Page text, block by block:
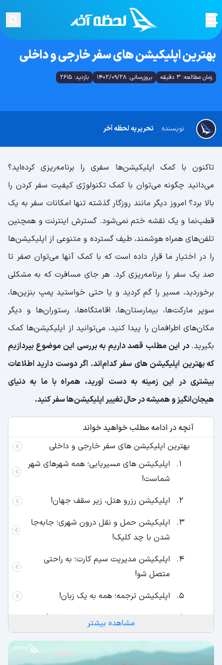
بهترین اپلیکیشن های سفر خارجی و داخلی
زمان مطالعه: 3 دقیقه بروزرسانی: 1402/09/28 بازدید: 2615
تحریریه لحظه آخر نویسنده
تاکنون با کمک اپلیکیشن‌ها سفری را برنامه‌ریزی کرده‌اید؟
می‌دانید چگونه می‌توان با کمک تکنولوژی کیفیت سفر کردن را
بالا برد؟ امروز دیگر مانند روزگار گذشته تنها امکانات سفر به یک
قطب‌نما و یک نقشه ختم نمی‌شود. گسترش اینترنت و همچنین
تلفن‌های همراه هوشمند، طیف گسترده و متنوعی از اپلیکیشن‌ها
را در اختیار ما قرار داده است که با کمک آنها می‌توان صفر تا
صد یک سفر را برنامه‌ریزی کرد. هر جای مسافرت که به مشکلی
برخوردید، مسیر را گم کردید و یا حتی خواستید پمپ بنزین‌ها،
سوپر مارکت‌ها، بیمارستان‌ها، اقامتگاه‌ها، رستوران‌ها و دیگر
مکان‌های اطرافمان را پیدا کنید، می‌توانید از اپلیکیشن‌ها کمک
بگیرید. در این مطلب قصد داریم به بررسی این موضوع بپردازیم
که بهترین اپلیکیشن های سفر کدام‌اند. اگر دوست دارید اطلاعات
بیشتری در این زمینه به دست آورید، همراه با ما به دنیای
هیجان‌انگیز و همیشه در حال تغییر اپلیکیشن‌ها سفر کنید.
آنچه در ادامه مطلب خواهید خواند
بهترین اپلیکیشن های سفر خارجی و داخلی
اپلیکیشن های مسیریابی؛ همه شهرهای شهر
شماست!
اپلیکیشن رزرو هتل، زیر سقف جهان!
اپلیکیشن حمل و نقل درون شهری؛ جابه‌جا
شدن با چد کلیک!
اپلیکیشن مدیریت سیم کارت؛ به راحتی
متصل شو!
اپلیکیشن‌ ترجمه؛ همه به یک زبان!
اپلیکیشن سفارش غذا؛ به راحتی شکم‌گردی
کنید!
اپلیکیشن هواشناسی؛ حالا چی بپوشیم!
مشاهده بیشتر